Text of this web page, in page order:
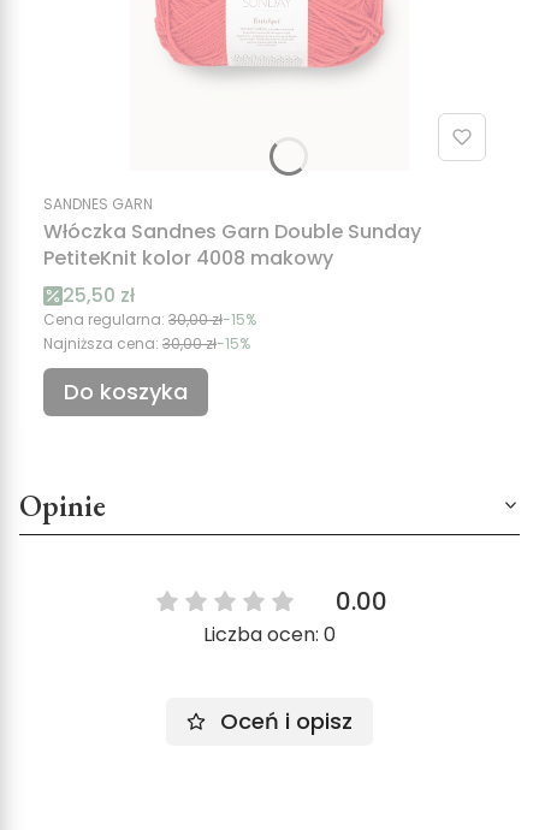
SANDNES GARN
Włóczka Sandnes Garn Double Sunday
PetiteKnit kolor 4008 makowy
25,50 zł
Cena regularna: 30,00 zł-15%
Najniższa cena: 30,00 zł-15%
Do koszyka
Opinie
0.00
Liczba ocen: 0
Oceń i opisz